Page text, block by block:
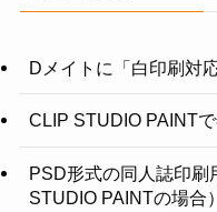
Dメイトに「白印刷対
CLIP STUDIO PAINT
PSD形式の同人誌印刷
STUDIO PAINTの場合）